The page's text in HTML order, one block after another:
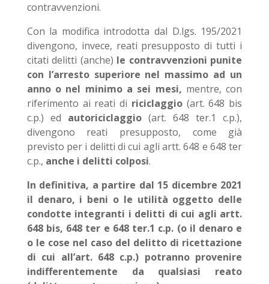
contravvenzioni.
Con la modifica introdotta dal D.lgs. 195/2021
divengono, invece, reati presupposto di tutti i
citati delitti (anche) le contravvenzioni punite
con l’arresto superiore nel massimo ad un
anno o nel minimo a sei mesi, mentre, con
riferimento ai reati di riciclaggio(art. 648 bis
c.p.) ed autoriciclaggio(art. 648 ter.1 c.p.),
divengono reati presupposto, come già
previsto per i delitti di cui agli artt. 648 e 648 ter
c.p., anche i delitti colposi.
In definitiva, a partire dal 15 dicembre 2021
il denaro, i beni o le utilità oggetto delle
condotte integranti i delitti di cui agli artt.
648 bis, 648 ter e 648 ter.1 c.p. (o il denaro e
o le cose nel caso del delitto di ricettazione
di cui all’art. 648 c.p.) potranno provenire
indifferentemente da qualsiasi reato